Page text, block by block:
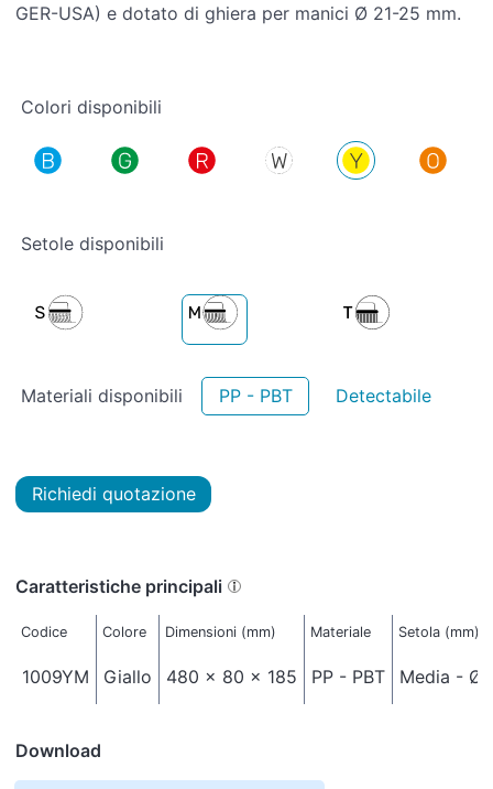
GER-USA) e dotato di ghiera per manici Ø 21-25 mm.
Colori disponibili
Setole disponibili
Materiali disponibili PP - PBT Detectabile
Richiedi quotazione
Caratteristiche principali
Codice Colore Dimensioni (mm) Materiale Setola (mm)
1009YM Giallo 480 x 80 x 185 PP - PBT Media - Ø
Download